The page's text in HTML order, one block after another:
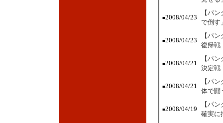
■2008/04/23
【パ
で倒す
■2008/04/23
【パ
復帰戦
■2008/04/21
【パ
決定戦
■2008/04/21
【パ
体で闘
■2008/04/19
【パ
確実に